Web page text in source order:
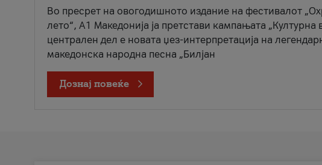
Во пресрет на овогодишното издание на фестивалот
лето“, А1 Македонија ја претстави кампањата „Културна
централен дел е новата џез-интерпретација на
македонска народна песна „Билјан
Дознај повеќе